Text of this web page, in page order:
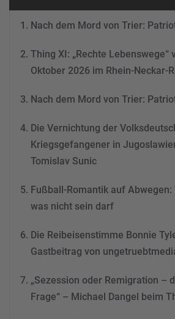
Nutzung des Service zu, um
dieses Video anzusehen.
Mehr Informationen
Consent Management
Nach dem Mord von Trier:
Thing XI: „Rechte Lebenswege“
Oktober 2026 im Rhein-Neckar-
Nach dem Mord von Trier:
Die Vernichtung der
Kriegsgefangener in
Tomislav Sunic
Fußball-Romantik auf
was nicht sein darf
Die Reibeisenstimme Bonnie
Gastbeitrag von
„Sezession oder Remigration –
Frage“ – Michael Dangel beim